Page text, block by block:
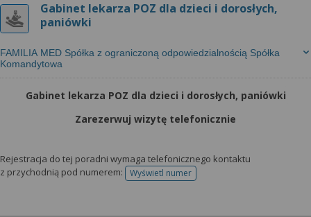
Gabinet lekarza POZ dla dzieci i dorosłych,
paniówki
FAMILIA MED Spółka z ograniczoną odpowiedzialnością Spółka
Komandytowa
Gabinet lekarza POZ dla dzieci i dorosłych, paniówki
Zarezerwuj wizytę telefonicznie
Rejestracja do tej poradni wymaga telefonicznego kontaktu
z przychodnią pod numerem:
Wyświetl numertelefonu do rejestracji